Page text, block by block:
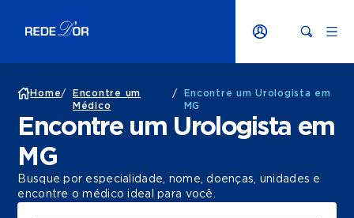
Home/
Encontre um
Médico
/
Encontre um Urologista em
MG
Encontre um Urologista em
MG
Busque por especialidade, nome, doenças, unidades e
encontre o médico ideal para você.